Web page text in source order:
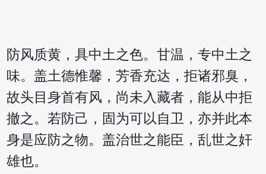
防风质黄，具中土之色。甘温，专中土之
味。盖土德惟馨，芳香充达，拒诸邪臭，
故头目身首有风，尚未入藏者，能从中拒
撤之。若防己，固为可以自卫，亦并此本
身是应防之物。盖治世之能臣，乱世之奸
雄也。